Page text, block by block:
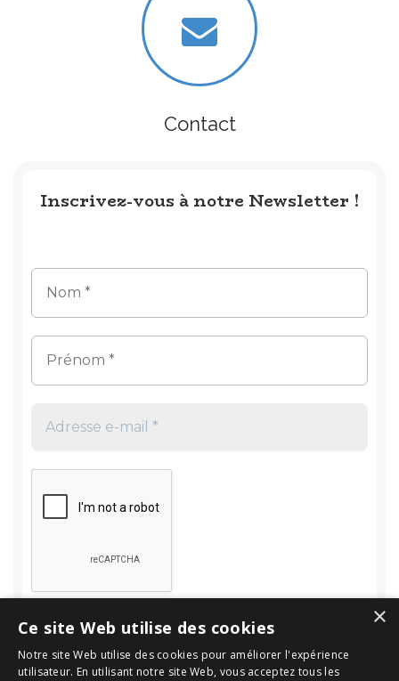
Contact
Inscrivez-vous à notre Newsletter !
×
Ce site Web utilise des cookies
Notre site Web utilise des cookies pour améliorer l'expérience
utilisateur. En utilisant notre site Web, vous acceptez tous les